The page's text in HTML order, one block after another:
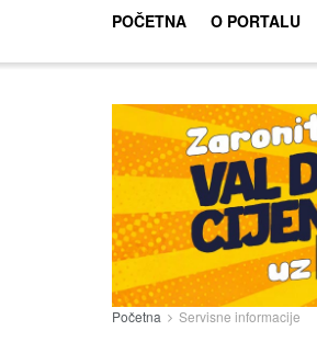
POČETNA O PORTALU
Početna Servisne informacije